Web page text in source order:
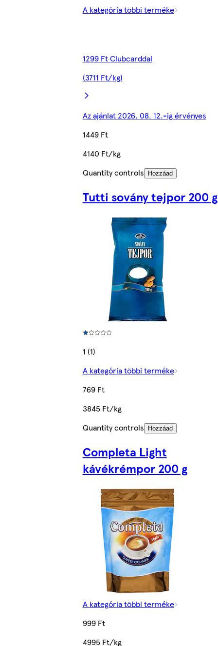
A kategória többi terméke
1299 Ft Clubcarddal
(3711 Ft/kg)
Az ajánlat 2026. 08. 12.-ig érvényes
1449 Ft
4140 Ft/kg
Quantity controls
Hozzáad
Tutti sovány tejpor 200 g
1 (1)
A kategória többi terméke
769 Ft
3845 Ft/kg
Quantity controls
Hozzáad
Completa Light
kávékrémpor 200 g
A kategória többi terméke
999 Ft
4995 Ft/kg